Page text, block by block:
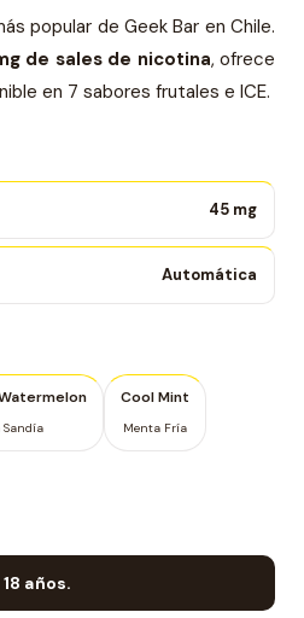
popular de Geek Bar en Chile.
de sales de nicotina, ofrece
en 7 sabores frutales e ICE.
45 mg
Automática
Cool Mint
Menta Fría
años.